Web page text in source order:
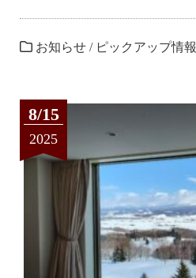
お知らせ / ピックアップ情報
8/15
2025